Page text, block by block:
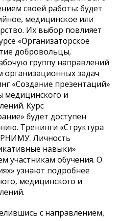
своей работы: будет
медицинское или
Их выбор повлияет
«Организаторское
добровольцы,
группу направлений
задач
«Создание презентаций»
медицинского и
Курс
будет доступен
Тренинги «Структура
РНИМУ. Личность
навыки»
участникам обучения. О
узнают подробнее
медицинского и
с направлением,